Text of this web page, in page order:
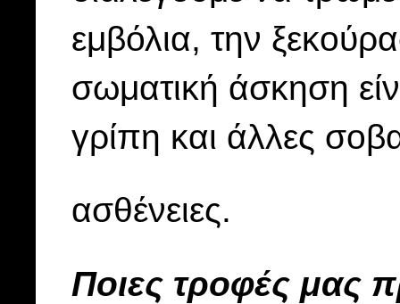
εμβόλια, την
σωματική άσκηση
γρίπη και άλλες
ασθένειες.
Ποιες τροφές μας